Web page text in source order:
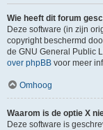
Wie heeft dit forum
Deze software (in zijn
copyright beschermd
de GNU General Public
over phpBB voor meer
Omhoog
Waarom is de optie X
Deze software is